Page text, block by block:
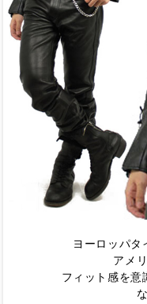
ヨーロッパタ
アメ
フィット感を意